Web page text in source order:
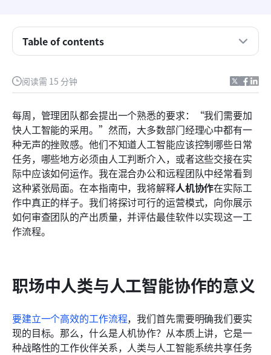
阅读需 15 分钟
每周，管理团队都会提出一个熟悉的要求：“我们需要加
快人工智能的采用。”然而，大多数部门经理心中都有一
种无声的挫败感。他们不知道人工智能应该控制哪些日常
任务，哪些地方必须由人工判断介入，或者这些交接在实
际中应该如何运作。我在混合办公和远程团队中经常看到
这种紧张局面。在本指南中，我将解释人机协作在实际工
作中真正的样子。我们将探讨可行的运营模式，向你展示
如何审查团队的产出质量，并评估最佳软件以实现这一工
作流程。
职场中人类与人工智能协作的意义
要建立一个高效的工作流程，我们首先需要明确我们要实
现的目标。那么，什么是人机协作？从本质上讲，它是一
种战略性的工作伙伴关系，人类与人工智能系统共享任务
Table of contents
如何审计人工智能与人类协作的质量
团队在推出人工智能协作时常犯的错误
在工作中寻找最佳人机协作软件时应关注的要点
Lark评测：一个用于人类与AI协作的统一工作空间
人类与人工智能协作的未来将以工作流程为先
结论
常见问题
相关阅读